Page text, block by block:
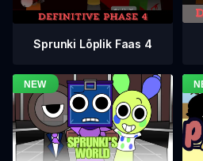
Sprunki Lõplik Faas 4